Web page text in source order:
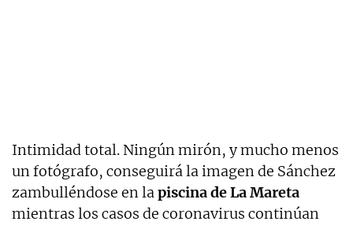
Intimidad total. Ningún mirón, y mucho menos
un fotógrafo, conseguirá la imagen de Sánchez
zambulléndose en lapiscina de La Mareta
mientras los casos de coronavirus continúan